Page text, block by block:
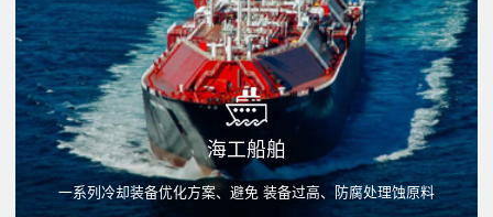
海工船舶
一系列冷却装备优化方案、避免 装备过高、防腐处理蚀原料